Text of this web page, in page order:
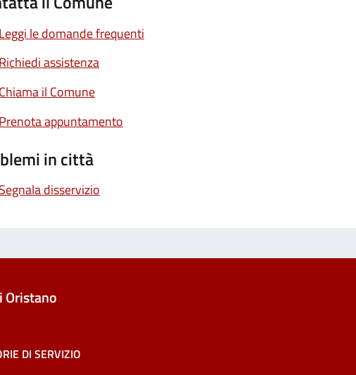
le domande frequenti
assistenza
il Comune
appuntamento
in città
disservizio
Oristano
DI SERVIZIO